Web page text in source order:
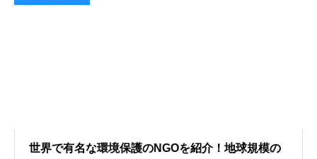
世界で有名な環境保護のNGOを紹介！地球規模の